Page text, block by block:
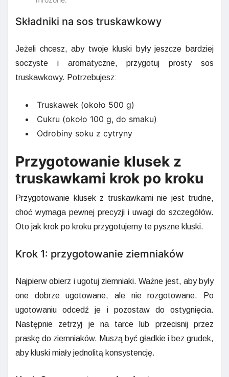
Składniki na sos truskawkowy
Jeżeli chcesz, aby twoje kluski były jeszcze bardziej
soczyste i aromatyczne, przygotuj prosty sos
truskawkowy. Potrzebujesz:
Truskawek (około 500 g)
Cukru (około 100 g, do smaku)
Odrobiny soku z cytryny
Przygotowanie klusek z
truskawkami krok po kroku
Przygotowanie klusek z truskawkami nie jest trudne,
choć wymaga pewnej precyzji i uwagi do szczegółów.
Oto jak krok po kroku przygotujemy te pyszne kluski.
Krok 1: przygotowanie ziemniaków
Najpierw obierz i ugotuj ziemniaki. Ważne jest, aby były
one dobrze ugotowane, ale nie rozgotowane. Po
ugotowaniu odcedź je i pozostaw do ostygnięcia.
Następnie zetrzyj je na tarce lub przecisnij przez
praskę do ziemniaków. Muszą być gładkie i bez grudek,
aby kluski miały jednolitą konsystencję.